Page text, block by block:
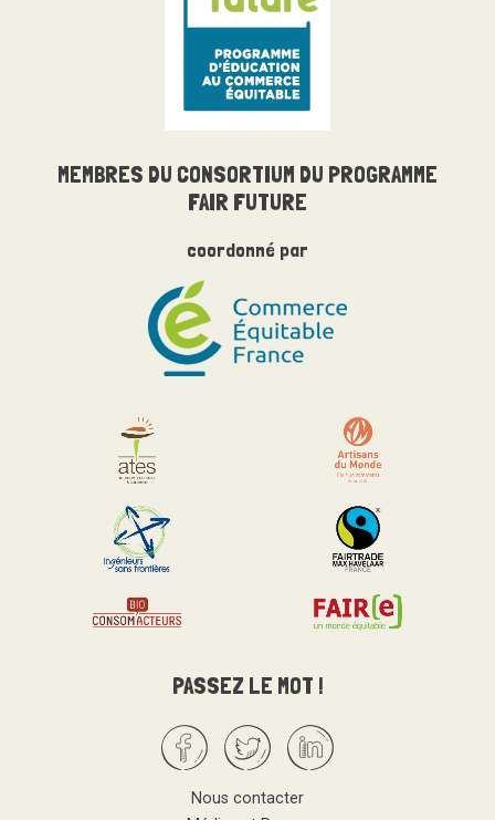
MEMBRES DU CONSORTIUM DU PROGRAMME
FAIR FUTURE
coordonné par
PASSEZ LE MOT !
Nous contacter